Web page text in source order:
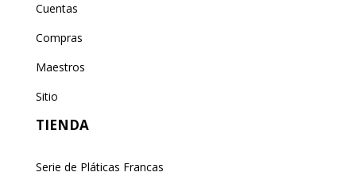
Cuentas
Compras
Maestros
Sitio
TIENDA
Serie de Pláticas Francas